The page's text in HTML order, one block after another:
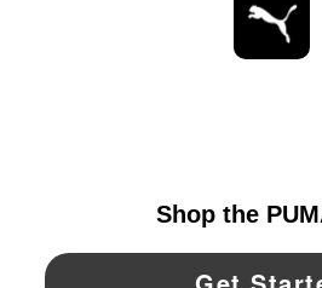
YouTube Twitter Pinterest